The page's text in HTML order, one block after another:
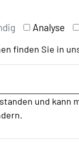
Analyse
finden Sie in
und kann